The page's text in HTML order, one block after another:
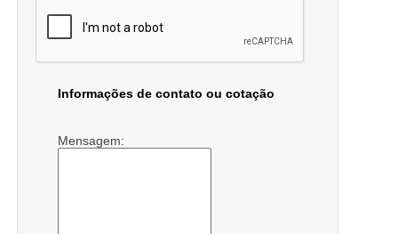
Informações de contato ou cotação
Mensagem: